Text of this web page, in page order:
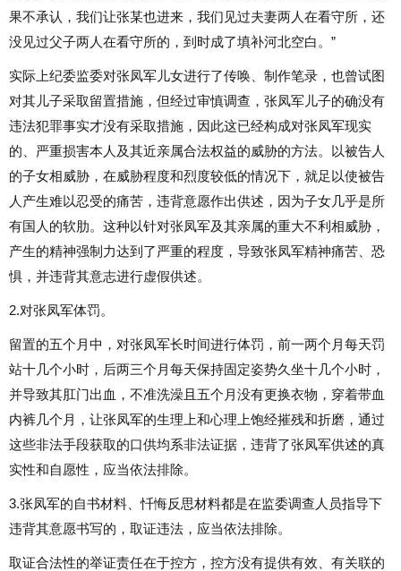
果不承认，我们让张某也进来，我们见过夫妻两人在看守所，还
没见过父子两人在看守所的，到时成了填补河北空白。”
实际上纪委监委对张凤军儿女进行了传唤、制作笔录，也曾试图
对其儿子采取留置措施，但经过审慎调查，张凤军儿子的确没有
违法犯罪事实才没有采取措施，因此这已经构成对张凤军现实
的、严重损害本人及其近亲属合法权益的威胁的方法。以被告人
的子女相威胁，在威胁程度和烈度较低的情况下，就足以使被告
人产生难以忍受的痛苦，违背意愿作出供述，因为子女几乎是所
有国人的软肋。这种以针对张凤军及其亲属的重大不利相威胁，
产生的精神强制力达到了严重的程度，导致张凤军精神痛苦、恐
惧，并违背其意志进行虚假供述。
2.对张凤军体罚。
留置的五个月中，对张凤军长时间进行体罚，前一两个月每天罚
站十几个小时，后两三个月每天保持固定姿势久坐十几个小时，
并导致其肛门出血，不准洗澡且五个月没有更换衣物，穿着带血
内裤几个月，让张凤军的生理上和心理上饱经摧残和折磨，通过
这些非法手段获取的口供均系非法证据，违背了张凤军供述的真
实性和自愿性，应当依法排除。
3.张凤军的自书材料、忏悔反思材料都是在监委调查人员指导下
违背其意愿书写的，取证违法，应当依法排除。
取证合法性的举证责任在于控方，控方没有提供有效、有关联的